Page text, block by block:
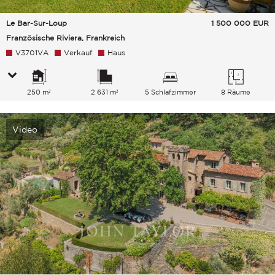
Le Bar-Sur-Loup
Französische Riviera, Frankreich
1 500 000 EUR
V3701VA Verkauf Haus
250 m² 2 631 m² 5 Schlafzimmer 8 Räume
Video